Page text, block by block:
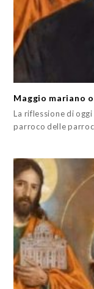
Maggio mariano
La riflessione di
parroco delle